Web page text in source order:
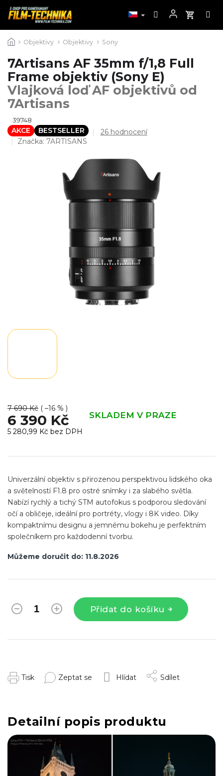
na
Objektivy Objektivy Sony
7Artisans AF 35mm f/1,8 Full
Frame objektiv (Sony E)
Vlajková loď AF objektivů od
7Artisans
39748
AKCE BESTSELLER
Průměrné
je
z
hvězdiček.
26 hodnocení
Značka: 7ARTISANS
7 690 Kč ( –16 % )
6 390 Kč SKLADEM V PRAZE
5 280,99 Kč bez DPH
cena:
Můžeme doručit do: 11.8.2026
Přidat do košíku
Univerzální objektiv s přirozenou perspektivou lidského oka
a světelností F1.8 pro ostré snímky i za slabého světla.
Nabízí rychlý a tichý STM autofokus s podporou sledování
očí a obličeje, ideální pro portréty, vlogy i 8K video. Díky
kompaktnímu designu a jemnému bokehu je perfektním
společníkem pro každodenní tvorbu.
Tisk Zeptat se Hlídat Sdílet
Detailní popis produktu